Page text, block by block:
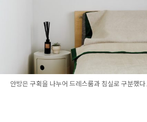
안방은 구획을 나누어 드레스룸과 침실로 구분했다.